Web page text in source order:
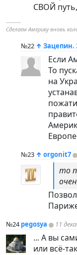
СВОЙ
----------
Сделаем Америку вновь
№22 ↑ Зацепин.
Если
То
на
№23 ↑ orgonit7
то
№24pegosya 11
... А вы
или всё-